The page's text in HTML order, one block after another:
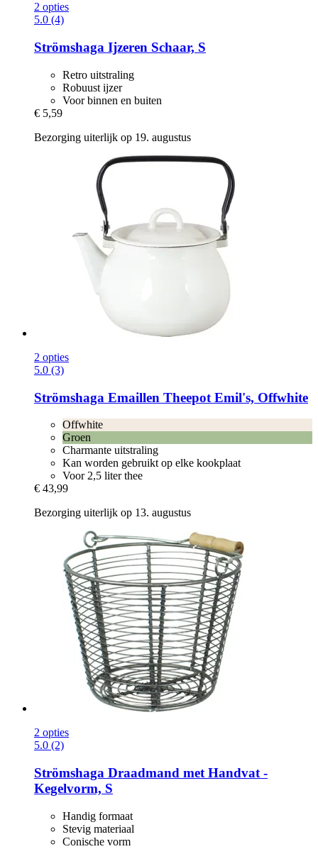
2 opties
5.0 (4)
Strömshaga Ijzeren Schaar, S
Retro uitstraling
Robuust ijzer
Voor binnen en buiten
€ 5,59
Bezorging uiterlijk op 19. augustus
2 opties
5.0 (3)
Strömshaga Emaillen Theepot Emil's, Offwhite
Offwhite
Groen
Charmante uitstraling
Kan worden gebruikt op elke kookplaat
Voor 2,5 liter thee
€ 43,99
Bezorging uiterlijk op 13. augustus
2 opties
5.0 (2)
Strömshaga Draadmand met Handvat -​
Kegelvorm, S
Handig formaat
Stevig materiaal
Conische vorm